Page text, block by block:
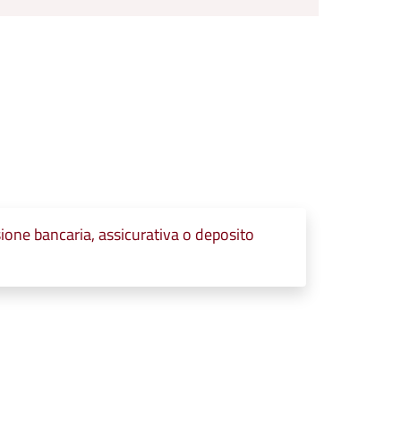
bancaria, assicurativa o deposito